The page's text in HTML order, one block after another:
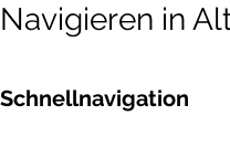
Navigieren in
Schnellnavigation